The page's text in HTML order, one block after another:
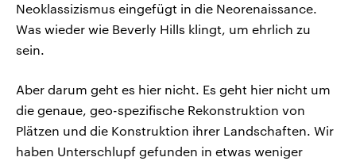
Neoklassizismus eingefügt in die Neorenaissance.
Was wieder wie Beverly Hills klingt, um ehrlich zu
sein.
Aber darum geht es hier nicht. Es geht hier nicht um
die genaue, geo-spezifische Rekonstruktion von
Plätzen und die Konstruktion ihrer Landschaften. Wir
haben Unterschlupf gefunden in etwas weniger